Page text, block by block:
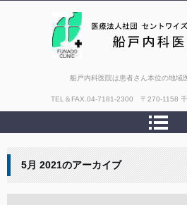
船戸内科医院は患者さん本位の地域
TEL＆FAX. 04-7181-2300 〒270-1158 千
5月 2021のアーカイブ